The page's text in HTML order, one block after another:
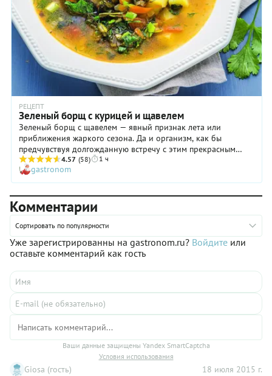
РЕЦЕПТ
Зеленый борщ с курицей и щавелем
Зеленый борщ с щавелем — явный признак лета или
приближения жаркого сезона. Да и организм, как бы
предчувствуя долгожданную встречу с этим прекрасным
временем года, буквально требует зелени. Именно поэтому,
когда весной на рынках появляется первый щавель, пройти
мимо него просто невозможно. Сопротивляться не стоит:
купите целую охапку, не забыв захватить также петрушку,
укроп и другую пряную зелень. Ну а затем приготовьте борщ
с щавелем по нашему рецепту и насладитесь его вкусом с
приятной кислинкой, который пробуждает радость и дарит
самые светлые чувства!
4.57 (58) 1 ч
gastronom
Комментарии
Сортировать по популярности
Уже зарегистрированны на gastronom.ru? Войдите или
оставьте комментарий как гость
Ваши данные защищены Yandex SmartCaptcha
Условия использования
Giosa (гость)
18 июля 2015 г.